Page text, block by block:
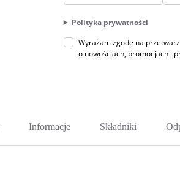
Polityka prywatności
Wyrażam zgodę na
o nowościach, promocjach i
Informacje Składniki